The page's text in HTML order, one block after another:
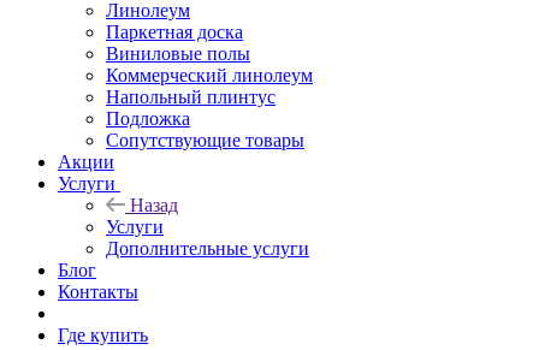
Линолеум
Паркетная доска
Виниловые полы
Коммерческий линолеум
Напольный плинтус
Подложка
Сопутствующие товары
Акции
Услуги
Назад
Услуги
Дополнительные услуги
Блог
Контакты
Где купить